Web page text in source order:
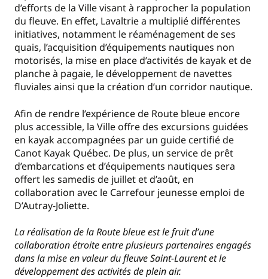
d’efforts de la Ville visant à rapprocher la population
du fleuve. En effet, Lavaltrie a multiplié différentes
initiatives, notamment le réaménagement de ses
quais, l’acquisition d’équipements nautiques non
motorisés, la mise en place d’activités de kayak et de
planche à pagaie, le développement de navettes
fluviales ainsi que la création d’un corridor nautique.
Afin de rendre l’expérience de Route bleue encore
plus accessible, la Ville offre des excursions guidées
en kayak accompagnées par un guide certifié de
Canot Kayak Québec. De plus, un service de prêt
d’embarcations et d’équipements nautiques sera
offert les samedis de juillet et d’août, en
collaboration avec le Carrefour jeunesse emploi de
D’Autray-Joliette.
La réalisation de la Route bleue est le fruit d’une
collaboration étroite entre plusieurs partenaires engagés
dans la mise en valeur du fleuve Saint-Laurent et le
développement des activités de plein air.